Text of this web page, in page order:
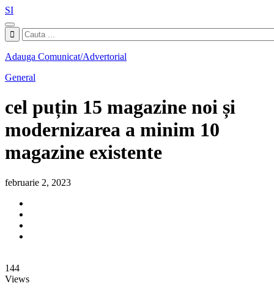
SI
Adauga Comunicat/Advertorial
General
cel puțin 15 magazine noi și
modernizarea a minim 10
magazine existente
februarie 2, 2023
144
Views